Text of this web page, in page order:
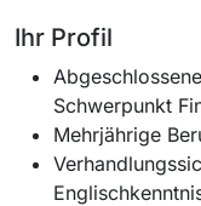
Ihr Profil
Schwerpunkt
Mehrjährige